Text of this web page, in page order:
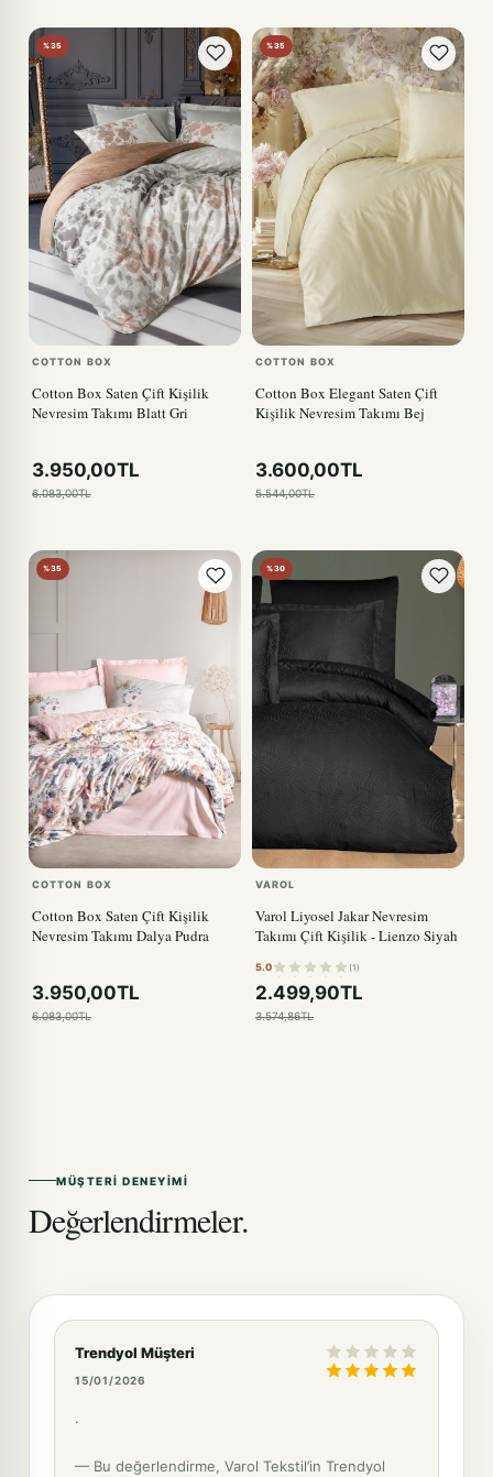
%35
COTTON BOX
Cotton Box Saten Çift Kişilik
Nevresim Takımı Blatt Gri
3.950,00TL
6.083,00TL
%35
COTTON BOX
Cotton Box Elegant Saten Çift
Kişilik Nevresim Takımı Bej
3.600,00TL
5.544,00TL
%35
COTTON BOX
Cotton Box Saten Çift Kişilik
Nevresim Takımı Dalya Pudra
3.950,00TL
6.083,00TL
%30
VAROL
Varol Liyosel Jakar Nevresim
Takımı Çift Kişilik - Lienzo Siyah
5.0 (1)
2.499,90TL
3.574,86TL
MÜŞTERI DENEYIMI
Değerlendirmeler.
Trendyol Müşteri
15/01/2026
.
— Bu değerlendirme, Varol Tekstil’in Trendyol